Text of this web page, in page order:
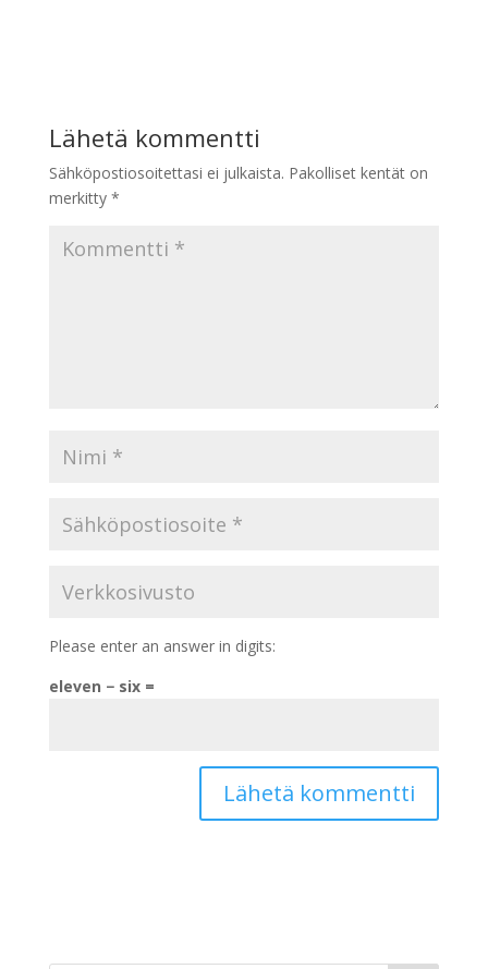
Lähetä kommentti
Sähköpostiosoitettasi ei julkaista. Pakolliset kentät on
merkitty *
Please enter an answer in digits:
eleven − six =